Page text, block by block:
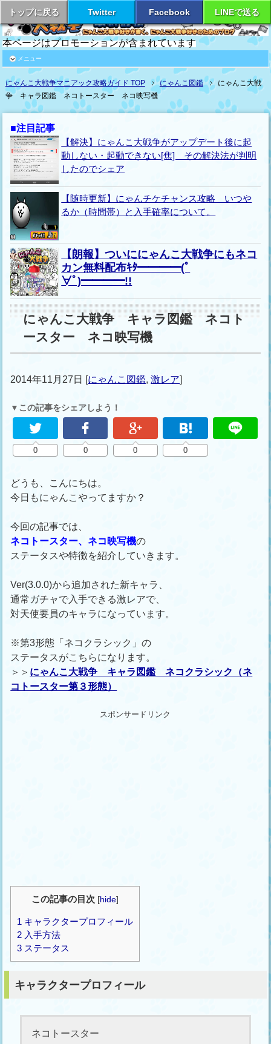
トップに戻る Twitter Facebook LINEで送る
本ページはプロモーションが含まれています
メニュー
にゃんこ大戦争マニアック攻略ガイド TOP にゃんこ図鑑
にゃんこ大戦
争 キャラ図鑑 ネコトースター ネコ映写機
■注目記事
【解決】にゃんこ大戦争がアップデート後に起
動しない・起動できない[焦] その解決法が判明
したのでシェア
【随時更新】にゃんチケチャンス攻略 いつや
るか（時間帯）と入手確率について。
【朗報】ついににゃんこ大戦争にもネコ
カン無料配布ｷﾀ━━━━(ﾟ
∀ﾟ)━━━━!!
にゃんこ大戦争 キャラ図鑑 ネコト
ースター ネコ映写機
2014年11月27日 [にゃんこ図鑑,激レア]
▼この記事をシェアしよう！
0 0 0 0
どうも、こんにちは。
今日もにゃんこやってますか？
今回の記事では、
ネコトースター、ネコ映写機の
ステータスや特徴を紹介していきます。
Ver(3.0.0)から追加された新キャラ、
通常ガチャで入手できる激レアで、
対天使要員のキャラになっています。
※第3形態「ネコクラシック」の
ステータスがこちらになります。
＞＞ にゃんこ大戦争 キャラ図鑑 ネコクラシック（ネ
コトースター第３形態）
スポンサードリンク
この記事の目次 [hide]
1 キャラクタープロフィール
2 入手方法
3 ステータス
キャラクタープロフィール
ネコトースター